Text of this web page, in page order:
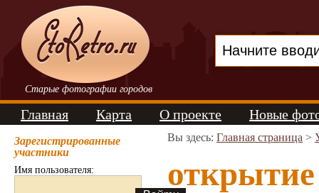
Старые фотографии городов
Главная Карта О проекте Новые
Зарегистрированные
участники
Имя пользователя:
Вы здесь: Главная страница >